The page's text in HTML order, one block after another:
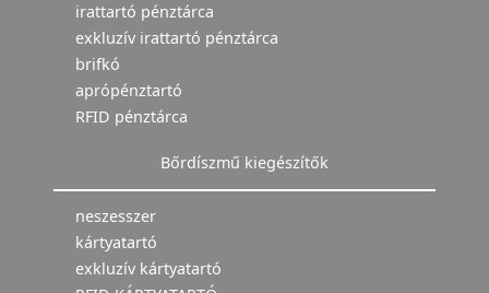
irattartó pénztárca
exkluzív irattartó pénztárca
brifkó
aprópénztartó
RFID pénztárca
Bőrdíszmű kiegészítők
neszesszer
kártyatartó
exkluzív kártyatartó